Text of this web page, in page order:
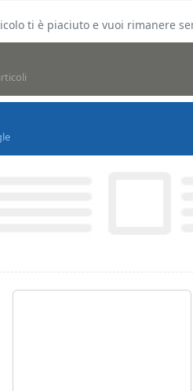
ti è piaciuto e vuoi rimanere